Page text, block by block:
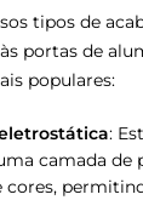
tipos de
portas de
populares:
:
camada de
cores,